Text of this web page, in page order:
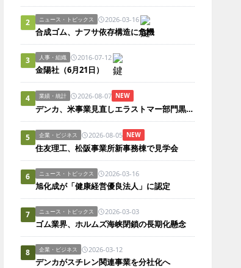
2 ニュース・トピックス 2026-03-16
合成ゴム、ナフサ依存構造に危機
3 人事・組織 2016-07-12
金陽社（6月21日）
4 業績・統計 2026-08-07 NEW
デンカ、米事業見直しエラストマー部門黒字化
5 企業・ビジネス 2026-08-05 NEW
住友理工、松阪事業所新事務棟で見学会
6 ニュース・トピックス 2026-03-16
旭化成が「健康経営優良法人」に認定
7 ニュース・トピックス 2026-03-03
ゴム業界、ホルムズ海峡閉鎖の長期化懸念
8 企業・ビジネス 2026-03-12
デンカがスチレン関連事業を分社化へ